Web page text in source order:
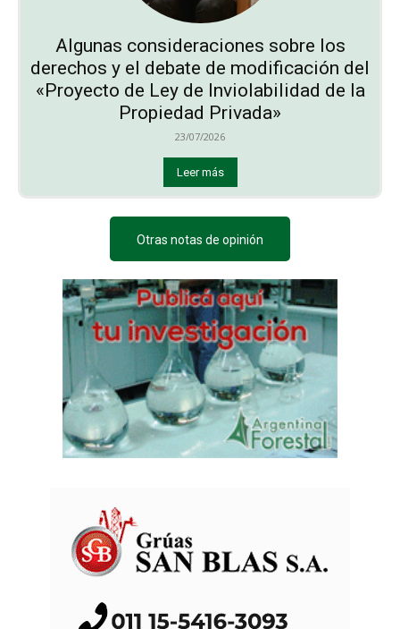
Algunas consideraciones sobre los
derechos y el debate de modificación del
«Proyecto de Ley de Inviolabilidad de la
Propiedad Privada»
23/07/2026
Leer más
Otras notas de opinión